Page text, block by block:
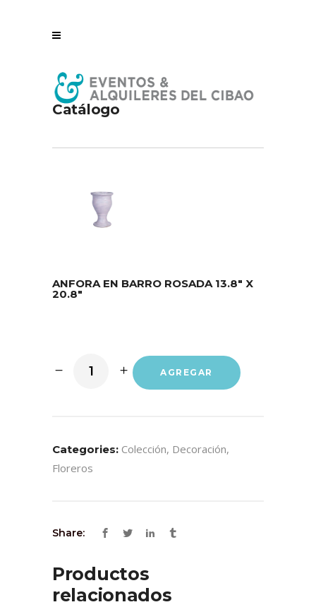
Catálogo
ANFORA EN BARRO ROSADA 13.8″ X
20.8″
AGREGAR
Categories: Colección, Decoración,
Floreros
Share:
Productos
relacionados